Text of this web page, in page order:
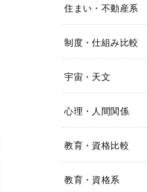
住まい・不動産系
制度・仕組み比較
宇宙・天文
心理・人間関係
教育・資格比較
教育・資格系